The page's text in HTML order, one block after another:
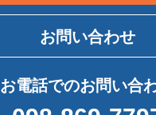
お問い合わせ
お電話でのお問い合